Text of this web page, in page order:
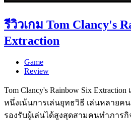
รีวิวเกม Tom Clancy's
Extraction
Game
Review
Tom Clancy's Rainbow Six
หนึ่งเน้นการเล่นยุทธวิธี เล่นหลายค
รองรับผู้เล่นได้สูงสุดสามคนทำภารกิ